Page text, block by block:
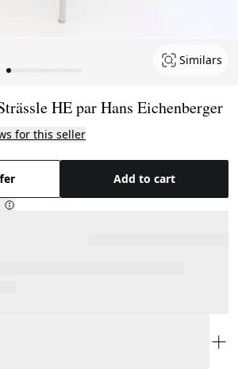
Similars
HE par Hans Eichenberger
for this seller
Add to cart